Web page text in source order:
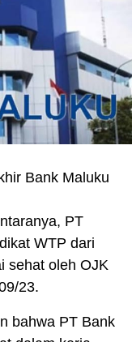
Bank Maluku
PT
WTP dari
sehat oleh OJK
23.
bahwa PT Bank